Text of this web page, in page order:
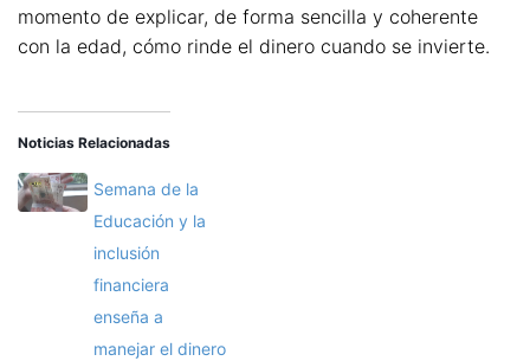
momento de explicar, de forma sencilla y coherente
con la edad, cómo rinde el dinero cuando se invierte.
Noticias Relacionadas
Semana de la
Educación y la
inclusión
financiera
enseña a
manejar el dinero